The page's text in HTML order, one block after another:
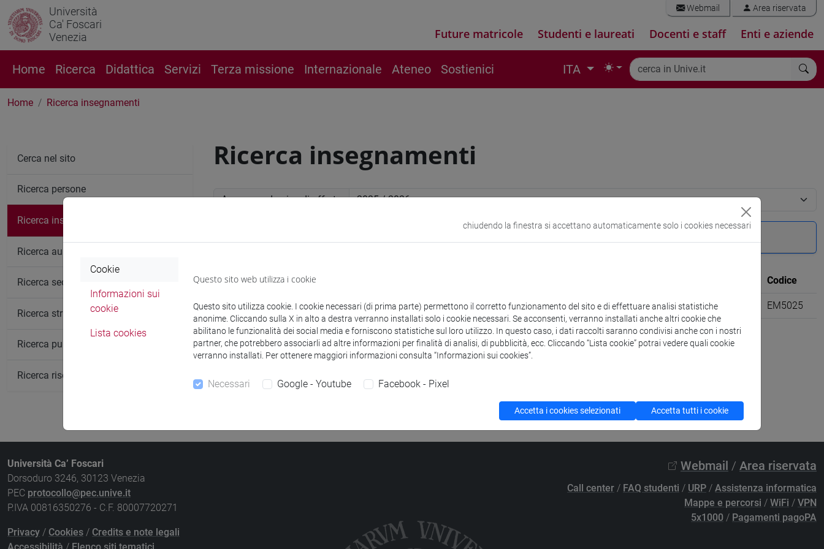
Università
Ca' Foscari
Venezia
Webmail Area riservata
Future matricole Studenti e laureati Docenti e staff Enti e aziende
Home Ricerca Didattica Servizi Terza missione Internazionale Ateneo Sostienici ITA
Home Ricerca insegnamenti
Ricerca insegnamenti
Anno accademico di offerta
Insegnamento Codice
STOCHASTIC CALCULUS FOR FINANCE -economics, finance and sustainability [EMR15] VENEZIA EM5025
Cerca nel sito
Ricerca persone
Ricerca insegnamenti
Ricerca aule
Ricerca sedi
Ricerca strutture
Ricerca pubblicazioni
Ricerca risorse bibliografiche
Università Ca’ Foscari
Dorsoduro 3246, 30123 Venezia
PEC protocollo@pec.unive.it
P.IVA 00816350276 - C.F. 80007720271
Privacy / Cookies / Credits e note legali
Webmail / Area riservata
Call center / FAQ studenti / URP / Assistenza informatica
Mappe e percorsi / WiFi / VPN
5x1000 / Pagamenti pagoPA
chiudendo la finestra si accettano automaticamente solo i cookies necessari
Cookie
Informazioni sui
cookie
Lista cookies
Questo sito web utilizza i cookie
Questo sito utilizza cookie. I cookie necessari (di prima parte) permettono il corretto funzionamento del sito e di effettuare analisi statistiche
anonime. Cliccando sulla X in alto a destra verranno installati solo i cookie necessari. Se acconsenti, verranno installati anche altri cookie che
abilitano le funzionalità dei social media e forniscono statistiche sul loro utilizzo. In questo caso, i dati raccolti saranno condivisi anche con i nostri
partner, che potrebbero associarli ad altre informazioni per finalità di analisi, di pubblicità, ecc. Cliccando “Lista cookie” potrai vedere quali cookie
verranno installati. Per ottenere maggiori informazioni consulta “Informazioni sui cookies”.
Necessari Google - Youtube Facebook - Pixel
Accetta i cookies selezionati Accetta tutti i cookie